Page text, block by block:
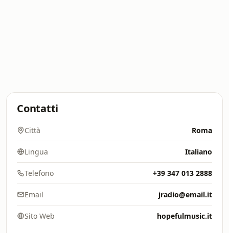
Contatti
Città Roma
Lingua Italiano
Telefono +39 347 013 2888
Email jradio@email.it
Sito Web hopefulmusic.it